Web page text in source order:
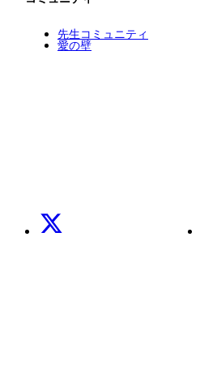
先生コミュニティ
愛の壁
X